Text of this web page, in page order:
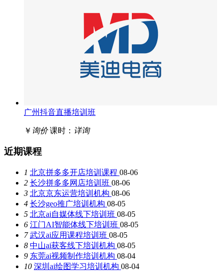
广州抖音直播培训班
￥ 询价 课时： 详询
近期课程
1 北京拼多多开店培训课程 08-06
2 长沙拼多多网店培训班 08-06
3 北京京东运营培训机构 08-06
4 长沙geo推广培训机构 08-05
5 北京ai自媒体线下培训班 08-05
6 江门AI智能体线下培训班 08-05
7 武汉ai应用课程培训班 08-05
8 中山ai获客线下培训机构 08-05
9 东莞ai视频制作培训机构 08-04
10 深圳ai绘图学习培训机构 08-04